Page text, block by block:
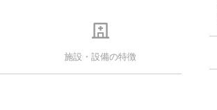
施設・設備の特徴